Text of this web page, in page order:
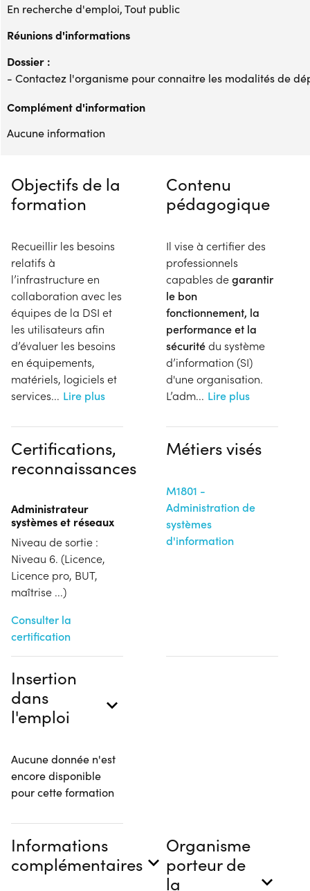
En recherche d'emploi, Tout public
Réunions d'informations
Dossier :
- Contactez l'organisme pour connaitre les modalités de
Complément d'information
Aucune information
Objectifs de la
formation
Recueillir les besoins
relatifs à
l’infrastructure en
collaboration avec les
équipes de la DSI et
les utilisateurs afin
d’évaluer les besoins
en équipements,
matériels, logiciels et
services... Lire plus
Contenu
pédagogique
Il vise à certifier des
professionnels
capables degarantir
le bon
fonctionnement, la
performance et la
sécuritédu système
d’information (SI)
d'une organisation.
L’adm... Lire plus
Certifications,
reconnaissances
Administrateur
systèmes et réseaux
Niveau de sortie :
Niveau 6. (Licence,
Licence pro, BUT,
maîtrise ...)
Consulter la
certification
Métiers visés
M1801 -
Administration de
systèmes
d'information
Insertion
dans
l'emploi
Aucune donnée n'est
encore disponible
pour cette formation
Informations
complémentaires
Organisme
porteur de
la